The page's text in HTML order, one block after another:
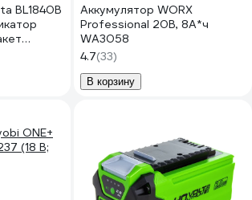
BL1840B
Аккумулятор WORX
Professional 20В, 8А*ч
WA3058
4.7(33)
В корзину